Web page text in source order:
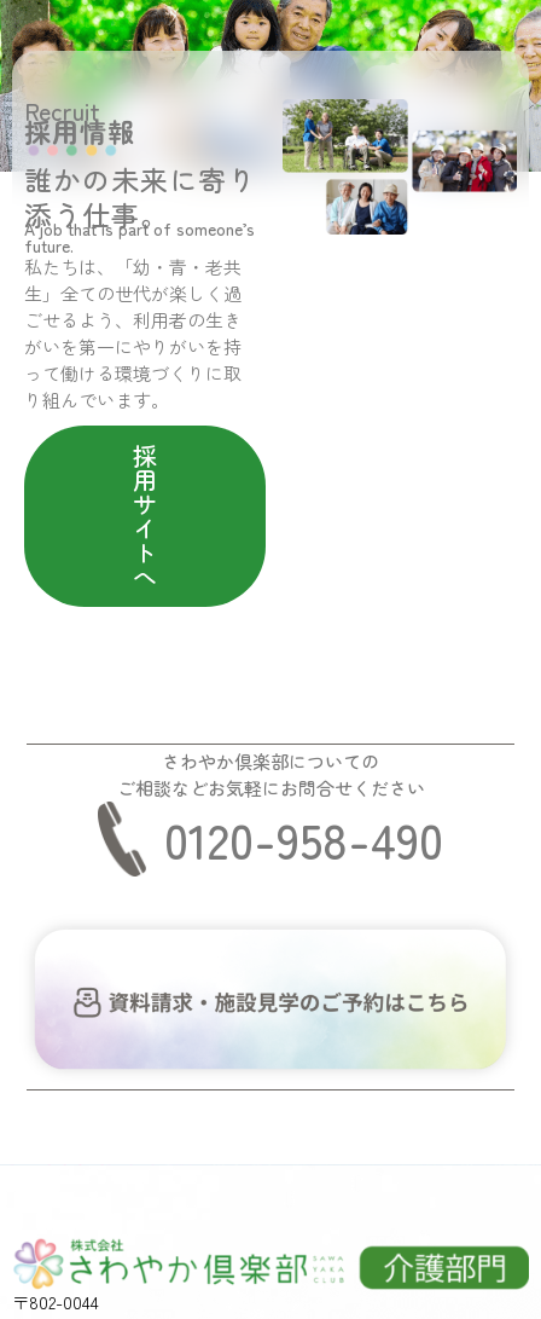
Recruit
採用情報
誰かの未来に寄り
添う仕事。
A job that is part of someone’s
future.
私たちは、「幼・青・老共
生」全ての世代が楽しく過
ごせるよう、利用者の生き
がいを第一にやりがいを持
って働ける環境づくりに取
り組んでいます。
採
用
サ
イ
ト
へ
さわやか倶楽部についての
ご相談などお気軽にお問合せください
0120-958-490
〒802-0044